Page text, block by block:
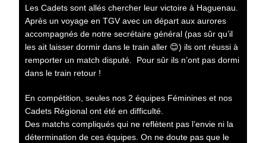
Les Cadets sont allés chercher leur victoire à Haguenau.
Après un voyage en TGV avec un départ aux aurores
accompagnés de notre secrétaire général (pas sûr qu’il
les ait laisser dormir dans le train aller 😊) ils ont réussi à
remporter un match disputé. Pour sûr ils n’ont pas dormi
dans le train retour !
En compétition, seules nos 2 équipes Féminines et nos
Cadets Régional ont été en difficulté.
Des matchs compliqués qui ne reflètent pas l’envie ni la
détermination de ces équipes. On ne doute pas que le